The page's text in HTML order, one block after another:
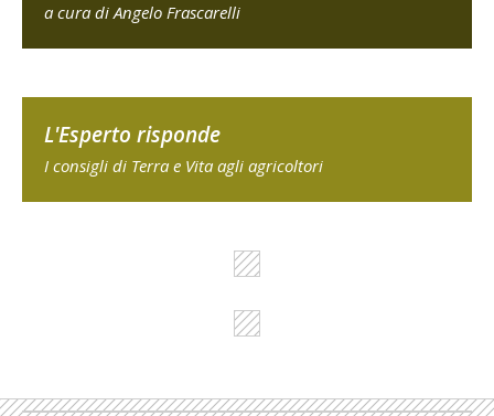
a cura di Angelo Frascarelli
L'Esperto risponde
I consigli di Terra e Vita agli agricoltori